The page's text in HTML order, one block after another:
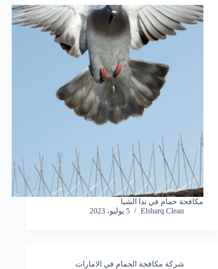
مكافحة حمام في ندا الشبا
Elsharq Clean
5 يوليو، 2023
شركة مكافحة الحمام في الامارات